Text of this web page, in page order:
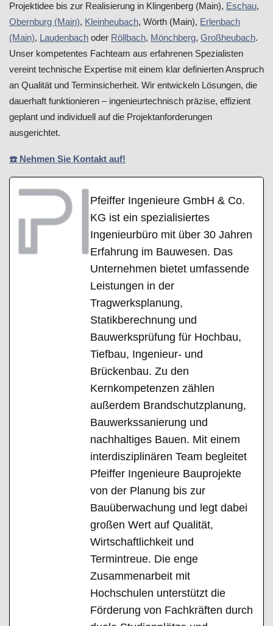
Projektidee bis zur Realisierung in Klingenberg (Main), Eschau,
Obernburg (Main), Kleinheubach, Wörth (Main), Erlenbach
(Main), Laudenbach oder Röllbach, Mönchberg, Großheubach.
Unser kompetentes Fachteam aus erfahrenen Spezialisten
vereint technische Expertise mit einem klar definierten Anspruch
an Qualität und Terminsicherheit. Wir entwickeln Lösungen, die
dauerhaft funktionieren – ingenieurtechnisch präzise, effizient
geplant und individuell auf die Projektanforderungen
ausgerichtet.
☎️ Nehmen Sie Kontakt auf!
Pfeiffer Ingenieure GmbH & Co.
KG ist ein spezialisiertes
Ingenieurbüro mit über 30 Jahren
Erfahrung im Bauwesen. Das
Unternehmen bietet umfassende
Leistungen in der
Tragwerksplanung,
Statikberechnung und
Bauwerksprüfung für Hochbau,
Tiefbau, Ingenieur- und
Brückenbau. Zu den
Kernkompetenzen zählen
außerdem Brandschutzplanung,
Bauwerkssanierung und
nachhaltiges Bauen. Mit einem
interdisziplinären Team begleitet
Pfeiffer Ingenieure Bauprojekte
von der Planung bis zur
Bauüberwachung und legt dabei
großen Wert auf Qualität,
Wirtschaftlichkeit und
Termintreue. Die enge
Zusammenarbeit mit
Hochschulen unterstützt die
Förderung von Fachkräften durch